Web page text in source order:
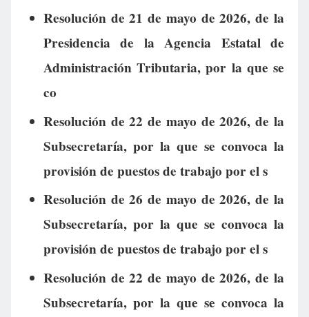
Resolución de 21 de mayo de 2026, de la
Presidencia de la Agencia Estatal de
Administración Tributaria, por la que se
co
Resolución de 22 de mayo de 2026, de la
Subsecretaría, por la que se convoca la
provisión de puestos de trabajo por el s
Resolución de 26 de mayo de 2026, de la
Subsecretaría, por la que se convoca la
provisión de puestos de trabajo por el s
Resolución de 22 de mayo de 2026, de la
Subsecretaría, por la que se convoca la